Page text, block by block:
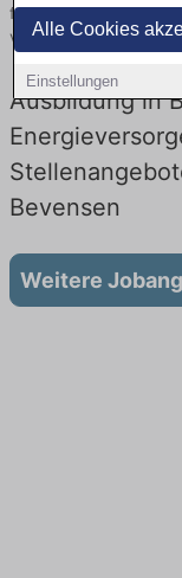
Alle Cookies
Einstellungen
finden Sie von
von Top-
Ausbildung in
Bevensen
Weitere